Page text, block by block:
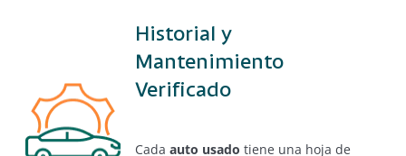
Historial y
Mantenimiento
Verificado
Cada auto usado tiene una hoja de